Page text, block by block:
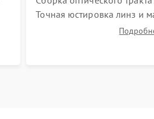
Точная юстировка линз и
правильного сведения